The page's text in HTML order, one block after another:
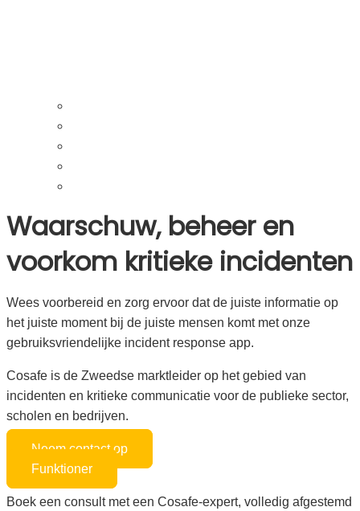
Waarschuw, beheer en
voorkom kritieke incidenten
Wees voorbereid en zorg ervoor dat de juiste informatie op
het juiste moment bij de juiste mensen komt met onze
gebruiksvriendelijke incident response app.
Cosafe is de Zweedse marktleider op het gebied van
incidenten en kritieke communicatie voor de publieke sector,
scholen en bedrijven.
Neem contact op
Funktioner
Boek een consult met een Cosafe-expert, volledig afgestemd